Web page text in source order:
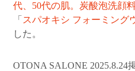
代、50代の肌。炭酸泡洗顔
「 スパオキシ フォーミング
した。
OTONA SALONE 2025.8.24